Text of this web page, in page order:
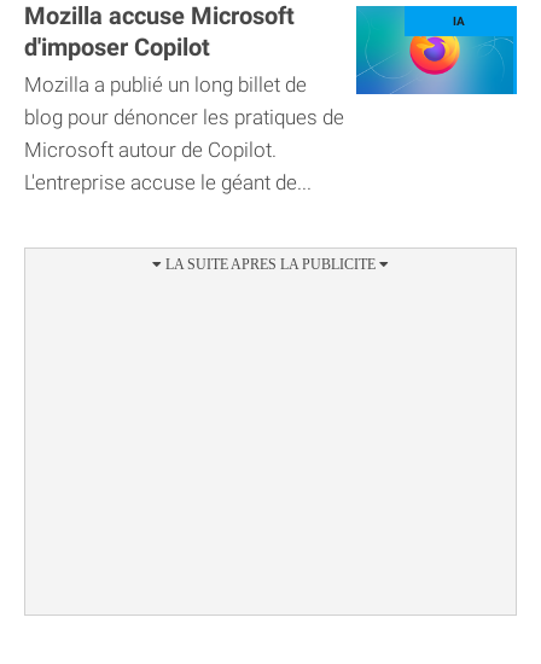
Mozilla accuse Microsoft
d'imposer Copilot
Mozilla a publié un long billet de
blog pour dénoncer les pratiques de
Microsoft autour de Copilot.
L'entreprise accuse le géant de...